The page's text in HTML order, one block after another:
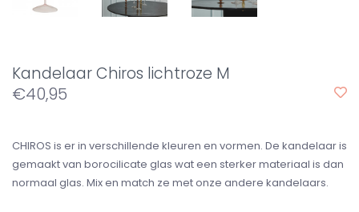
Kandelaar Chiros lichtroze M
€40,95
CHIROS is er in verschillende kleuren en vormen. De kandelaar is
gemaakt van borocilicate glas wat een sterker materiaal is dan
normaal glas. Mix en match ze met onze andere kandelaars.